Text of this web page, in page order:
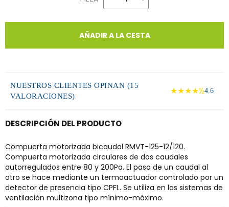
AÑADIR A LA CESTA
NUESTROS CLIENTES OPINAN (15
VALORACIONES)
★★★★½4.6
DESCRIPCIÓN DEL PRODUCTO
Compuerta motorizada bicaudal RMVT-125-12/120.
Compuerta motorizada circulares de dos caudales
autorregulados entre 80 y 200Pa. El paso de un caudal al
otro se hace mediante un termoactuador controlado por un
detector de presencia tipo CPFL. Se utiliza en los sistemas de
ventilación multizona tipo mínimo-máximo.